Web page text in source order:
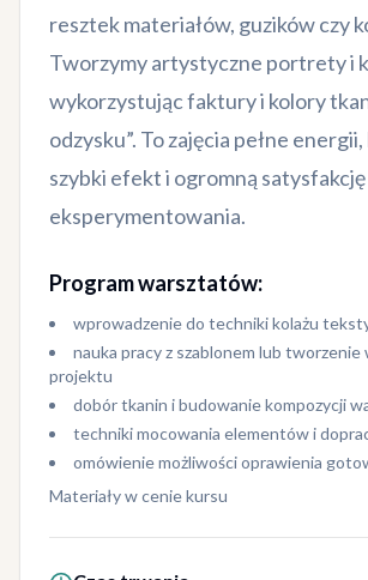
resztek materiałów, guzików czy
Tworzymy artystyczne portrety i
wykorzystując faktury i kolory
odzysku”. To zajęcia pełne
szybki efekt i ogromną satysfakcję
eksperymentowania.
Program warsztatów:
wprowadzenie do techniki kolażu
nauka pracy z szablonem lub tworzenie
projektu
dobór tkanin i budowanie kompozycji
techniki mocowania elementów i
omówienie możliwości oprawienia
Materiały w cenie kursu